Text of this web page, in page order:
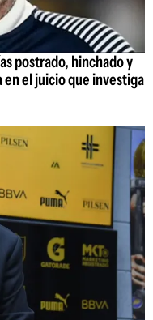
postrado, hinchado y
en el juicio que investiga